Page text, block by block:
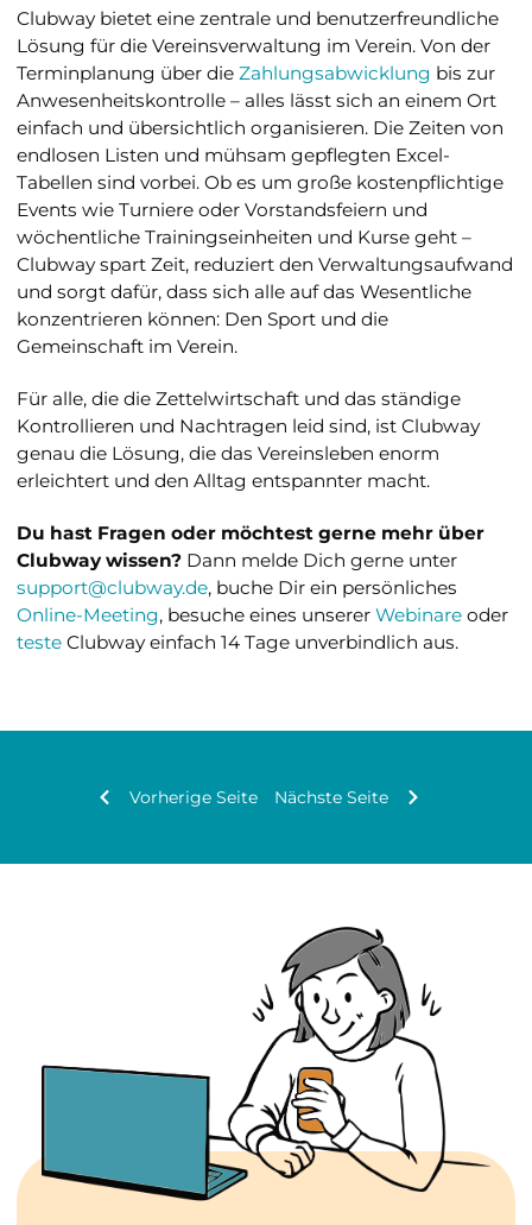
Clubway bietet eine zentrale und benutzerfreundliche
Lösung für die Vereinsverwaltung im Verein. Von der
Terminplanung über die Zahlungsabwicklung bis zur
Anwesenheitskontrolle – alles lässt sich an einem Ort
einfach und übersichtlich organisieren. Die Zeiten von
endlosen Listen und mühsam gepflegten Excel-
Tabellen sind vorbei. Ob es um große kostenpflichtige
Events wie Turniere oder Vorstandsfeiern und
wöchentliche Trainingseinheiten und Kurse geht –
Clubway spart Zeit, reduziert den Verwaltungsaufwand
und sorgt dafür, dass sich alle auf das Wesentliche
konzentrieren können: Den Sport und die
Gemeinschaft im Verein.
Für alle, die die Zettelwirtschaft und das ständige
Kontrollieren und Nachtragen leid sind, ist Clubway
genau die Lösung, die das Vereinsleben enorm
erleichtert und den Alltag entspannter macht.
Du hast Fragen oder möchtest gerne mehr über
Clubway wissen? Dann melde Dich gerne unter
support@clubway.de, buche Dir ein persönliches
Online-Meeting, besuche eines unserer Webinare oder
teste Clubway einfach 14 Tage unverbindlich aus.
Vorherige Seite Nächste Seite